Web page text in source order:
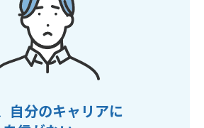
自分のキャリアに